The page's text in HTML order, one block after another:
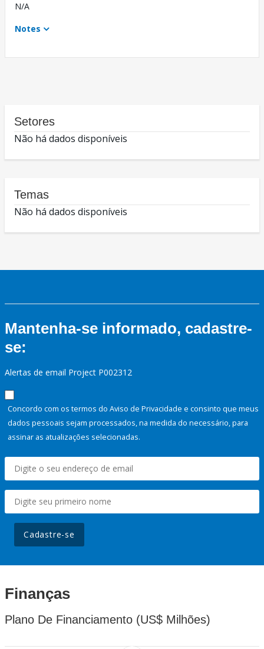
N/A
Notes
Setores
Não há dados disponíveis
Temas
Não há dados disponíveis
Mantenha-se informado, cadastre-
se:
Alertas de email Project P002312
Concordo com os termos do Aviso de Privacidade e consinto que meus
dados pessoais sejam processados, na medida do necessário, para
assinar as atualizações selecionadas.
Cadastre-se
Finanças
Plano De Financiamento (US$ Milhões)